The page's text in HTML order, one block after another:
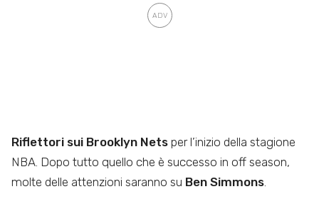
Riflettori sui Brooklyn Nets per l’inizio della stagione
NBA. Dopo tutto quello che è successo in off season,
molte delle attenzioni saranno su Ben Simmons